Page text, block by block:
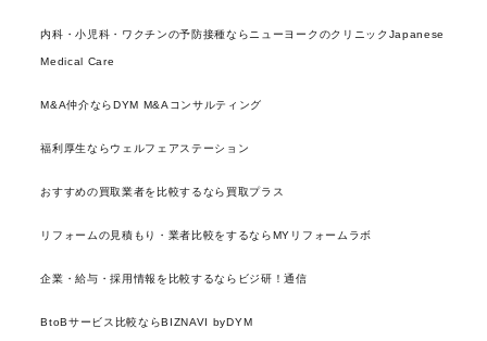
内科・小児科・ワクチンの予防接種ならニューヨークのクリニックJapanese
Medical Care
M&A仲介ならDYM M&Aコンサルティング
福利厚生ならウェルフェアステーション
おすすめの買取業者を比較するなら買取プラス
リフォームの見積もり・業者比較をするならMYリフォームラボ
企業・給与・採用情報を比較するならビジ研！通信
BtoBサービス比較ならBIZNAVI byDYM